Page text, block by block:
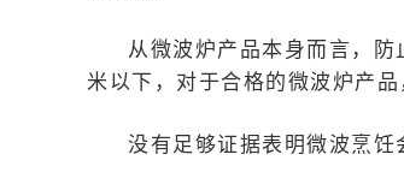
从微波炉产品本身而言，
米以下，对于合格的微波炉产
没有足够证据表明微波烹饪